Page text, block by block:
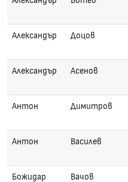
Александър Доцов
Александър Асенов
Антон Димитров
Антон Василев
Божидар Вачов